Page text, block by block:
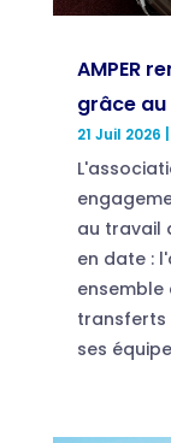
AMPER
grâce au
21 Juil 2026
au travail
en date :
ensemble
transferts
ses